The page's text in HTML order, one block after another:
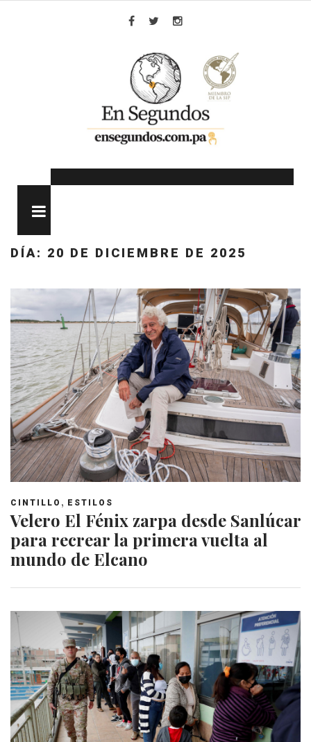
DÍA: 20 DE DICIEMBRE DE 2025
CINTILLO , ESTILOS
Velero El Fénix zarpa desde Sanlúcar
para recrear la primera vuelta al
mundo de Elcano